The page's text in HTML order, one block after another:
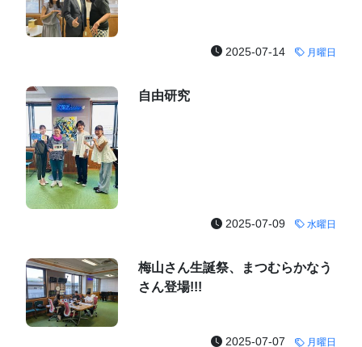
2025-07-14 月曜日
自由研究
2025-07-09 水曜日
梅山さん生誕祭、まつむらかなう
さん登場!!!
2025-07-07 月曜日